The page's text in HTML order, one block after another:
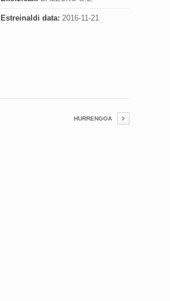
Estreinaldi data: 2016-11-21
HURRENGOA